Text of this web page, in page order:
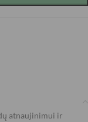
atnaujinimui ir